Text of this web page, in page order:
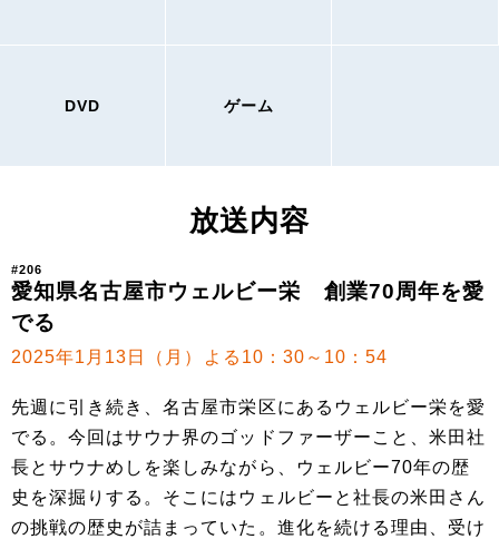
DVD ゲーム
放送内容
#206
愛知県名古屋市ウェルビー栄 創業70周年を愛
でる
2025年1月13日（月）よる10：30～10：54
先週に引き続き、名古屋市栄区にあるウェルビー栄を愛
でる。今回はサウナ界のゴッドファーザーこと、米田社
長とサウナめしを楽しみながら、ウェルビー70年の歴
史を深掘りする。そこにはウェルビーと社長の米田さん
の挑戦の歴史が詰まっていた。進化を続ける理由、受け